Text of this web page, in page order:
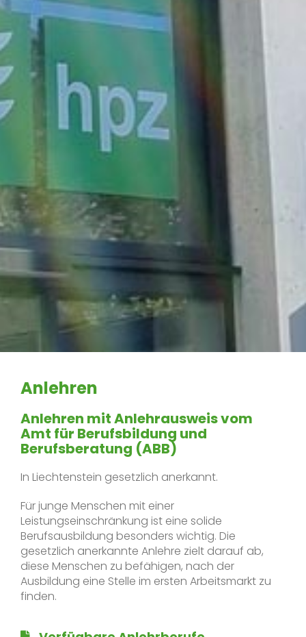
Anlehren
Anlehren mit Anlehrausweis vom
Amt für Be­rufsbil­dung und
Berufsberatung (ABB)
In Liechtenstein gesetzlich anerkannt.
Für junge Menschen mit einer
Leistungseinschränkung ist eine solide
Berufsausbildung besonders wichtig. Die
gesetzlich anerkannte Anlehre zielt darauf ab,
diese Menschen zu befähigen, nach der
Ausbildung eine Stelle im ersten Arbeitsmarkt zu
finden.